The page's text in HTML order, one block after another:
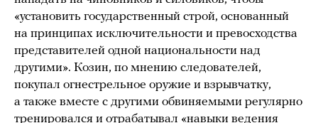
«установить государственный строй, основанный
на принципах исключительности и превосходства
представителей одной национальности над
другими». Козин, по мнению следователей,
покупал огнестрельное оружие и взрывчатку,
а также вместе с другими обвиняемыми регулярно
тренировался и отрабатывал «навыки ведения